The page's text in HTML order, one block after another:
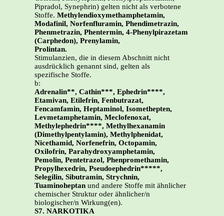
Pipradol, Synephrin) gelten nicht als verbotene
Stoffe. Methylendioxymethamphetamin,
Modafinil, Norfenfluramin, Phendimetrazin,
Phenmetrazin, Phentermin, 4-Phenylpirazetam
(Carphedon), Prenylamin,
Prolintan.
Stimulanzien, die in diesem Abschnitt nicht
ausdrücklich genannt sind, gelten als
spezifische Stoffe.
b:
Adrenalin**, Cathin***, Ephedrin****,
Etamivan, Etilefrin, Fenbutrazat,
Fencamfamin, Heptaminol, Isomethepten,
Levmetamphetamin, Meclofenoxat,
Methylephedrin****, Methylhexanamin
(Dimethylpentylamin), Methylphenidat,
Nicethamid, Norfenefrin, Octopamin,
Oxilofrin, Parahydroxyamphetamin,
Pemolin, Pentetrazol, Phenpromethamin,
Propylhexedrin, Pseudoephedrin*****,
Selegilin, Sibutramin, Strychnin,
Tuaminoheptan und andere Stoffe mit ähnlicher
chemischer Struktur oder ähnlicher/n
biologischer/n Wirkung(en).
S7. NARKOTIKA